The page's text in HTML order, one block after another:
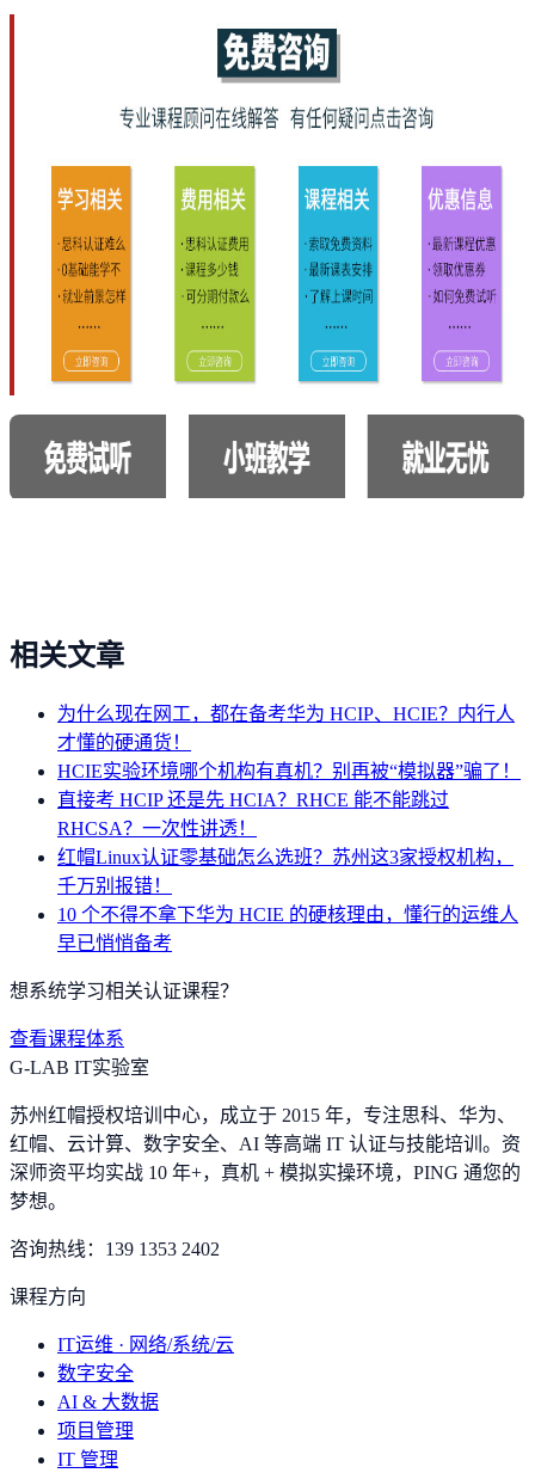
相关文章
为什么现在网工，都在备考华为 HCIP、HCIE？内行人
才懂的硬通货！
HCIE实验环境哪个机构有真机？别再被“模拟器”骗了！
直接考 HCIP 还是先 HCIA？RHCE 能不能跳过
RHCSA？一次性讲透！
红帽Linux认证零基础怎么选班？苏州这3家授权机构，
千万别报错！
10 个不得不拿下华为 HCIE 的硬核理由，懂行的运维人
早已悄悄备考
想系统学习相关认证课程？
查看课程体系
G-LAB IT实验室
苏州红帽授权培训中心，成立于 2015 年，专注思科、华为、
红帽、云计算、数字安全、AI 等高端 IT 认证与技能培训。资
深师资平均实战 10 年+，真机 + 模拟实操环境， PING 通您的
梦想。
咨询热线： 139 1353 2402
课程方向
IT运维 · 网络/系统/云
数字安全
AI & 大数据
项目管理
IT 管理